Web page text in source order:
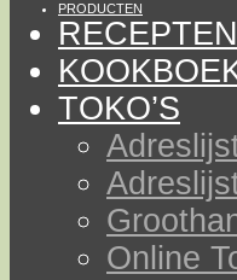
PRODUCTEN
RECEPTEN
TOKO’S
Online